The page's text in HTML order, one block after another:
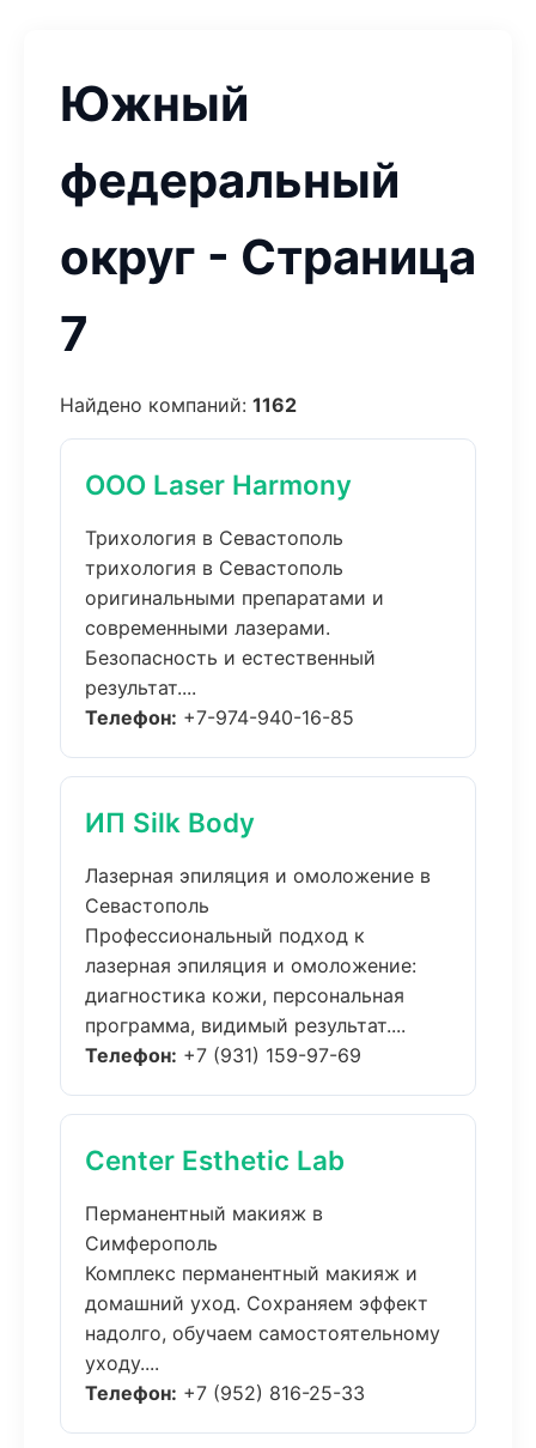
Южный
федеральный
округ - Страница
7
Найдено компаний: 1162
ООО Laser Harmony
Трихология в Севастополь
трихология в Севастополь
оригинальными препаратами и
современными лазерами.
Безопасность и естественный
результат....
Телефон: +7-974-940-16-85
ИП Silk Body
Лазерная эпиляция и омоложение в
Севастополь
Профессиональный подход к
лазерная эпиляция и омоложение:
диагностика кожи, персональная
программа, видимый результат....
Телефон: +7 (931) 159-97-69
Center Esthetic Lab
Перманентный макияж в
Симферополь
Комплекс перманентный макияж и
домашний уход. Сохраняем эффект
надолго, обучаем самостоятельному
уходу....
Телефон: +7 (952) 816-25-33